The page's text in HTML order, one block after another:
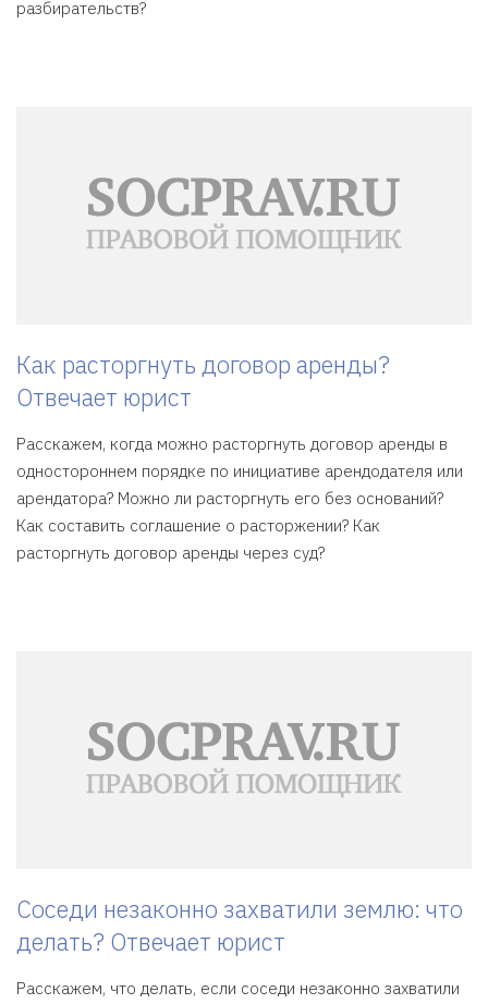
разбирательств?
Как расторгнуть договор аренды?
Отвечает юрист
Расскажем, когда можно расторгнуть договор аренды в
одностороннем порядке по инициативе арендодателя или
арендатора? Можно ли расторгнуть его без оснований?
Как составить соглашение о расторжении? Как
расторгнуть договор аренды через суд?
Соседи незаконно захватили землю: что
делать? Отвечает юрист
Расскажем, что делать, если соседи незаконно захватили